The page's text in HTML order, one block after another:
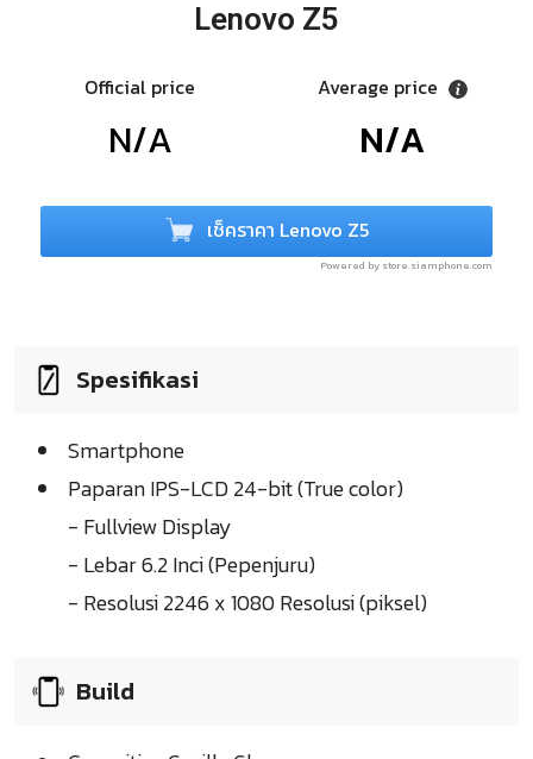
Lenovo Z5
Official price
N/A
Average price
N/A
เช็คราคา Lenovo Z5
Powered by store.siamphone.com
Spesifikasi
Smartphone
Paparan IPS-LCD 24-bit (True color)
- Fullview Display
- Lebar 6.2 Inci (Pepenjuru)
- Resolusi 2246 x 1080 Resolusi (piksel)
Build